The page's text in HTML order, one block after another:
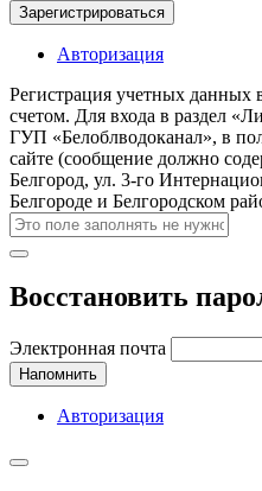
Зарегистрироваться
Авторизация
Регистрация учетных данных
счетом. Для входа в раздел
ГУП «Белоблводоканал», в
сайте (сообщение должно
Белгород, ул. 3-го
Белгороде и Белгородском
Восстановить
Электронная почта
Напомнить
Авторизация